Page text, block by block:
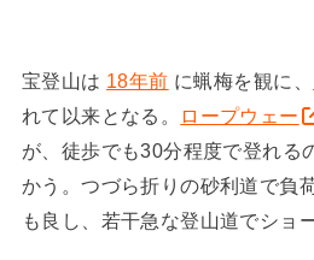
宝登山は 18年前 に蝋梅を観に、
れて以来となる。
ロープウェー
が、徒歩でも30分程度で登れる
かう。つづら折りの砂利道で負
も良し、若干急な登山道でショ